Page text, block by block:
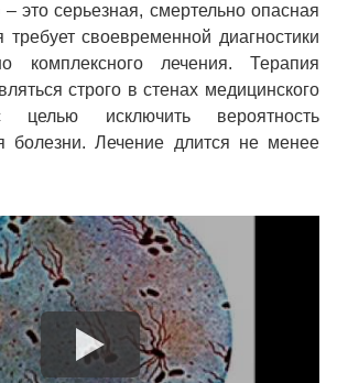
это серьезная, смертельно опасная
требует своевременной диагностики
комплексного лечения. Терапия
строго в стенах медицинского
целью исключить вероятность
болезни. Лечение длится не менее